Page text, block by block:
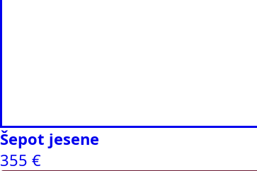
Šepot jesene
355 €